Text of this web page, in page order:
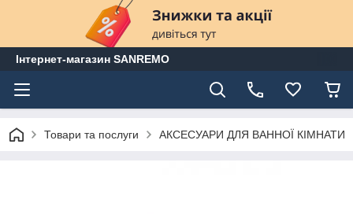
Інтернет-магазин SANREMO
Товари та послуги АКСЕСУАРИ ДЛЯ ВАННОЇ КІМНАТИ